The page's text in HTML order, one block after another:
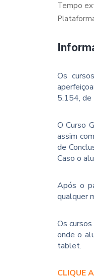
Tempo
Os
5.154, de
O Curso
assim
de
Caso o
Após o
qualquer
Os
onde o
tablet.
CLIQUE